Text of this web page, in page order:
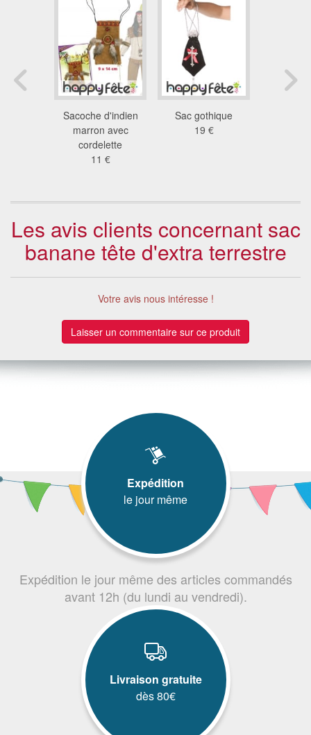
Sacoche d'indien
marron avec
cordelette
11 €
Sac gothique
19 €
Les avis clients concernant sac
banane tête d'extra terrestre
Votre avis nous intéresse !
Laisser un commentaire sur ce produit
Expédition
le jour même
Expédition le jour même des articles commandés
avant 12h (du lundi au vendredi).
Livraison gratuite
dès 80€